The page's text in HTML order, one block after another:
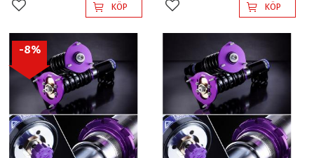
Lägg till i favoriterKÖP Lägg till i favoriterKÖP
8%